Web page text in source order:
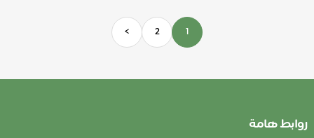
1
2
>
روابط هامة